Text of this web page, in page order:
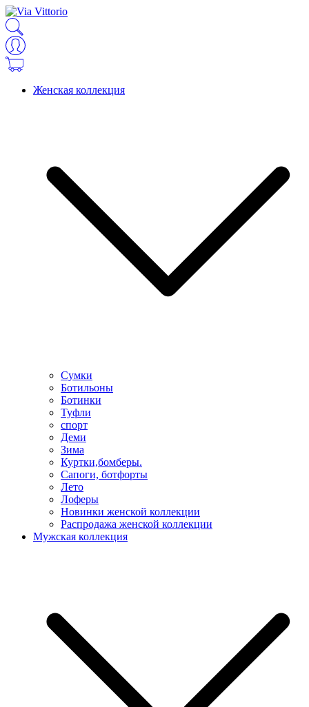
Женская коллекция
Сумки
Ботильоны
Ботинки
Туфли
спорт
Деми
Зима
Куртки,бомберы.
Сапоги, ботфорты
Лето
Лоферы
Новинки женской коллекции
Распродажа женской коллекции
Мужская коллекция